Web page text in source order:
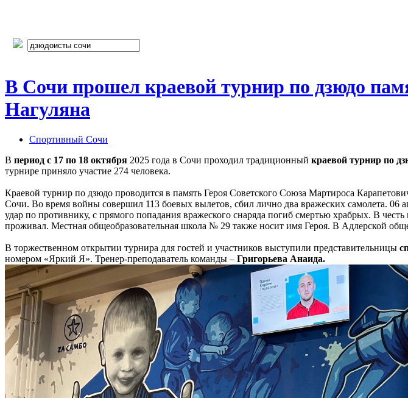
В Сочи прошел краевой турнир по дзюдо
Нагуляна
Спортивный Сочи
В период с 17 по 18 октября 2025 года в Сочи проходил традиционный краевой турнир по
турнире приняло участие 274 человека.
Краевой турнир по дзюдо проводится в память Героя Советского Союза Мартироса
Сочи. Во время войны совершил 113 боевых вылетов, сбил лично два вражеских самолета.
удар по противнику, с прямого попадания вражеского снаряда погиб смертью храбрых. В
проживал. Местная общеобразовательная школа № 29 также носит имя Героя. В Адлерской
В торжественном открытии турнира для гостей и участников выступили представительницы
номером «Яркий Я». Тренер-преподаватель команды – Григорьева Анаида.